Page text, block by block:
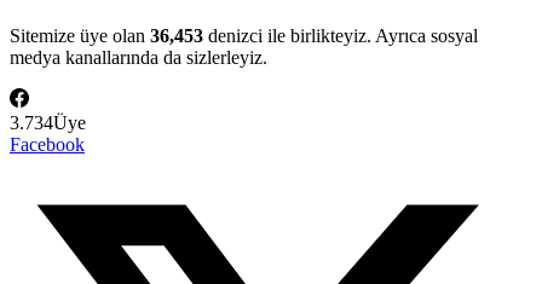
Sitemize üye olan 36,453 denizci ile birlikteyiz. Ayrıca sosyal
medya kanallarında da sizlerleyiz.
3.734Üye
Facebook